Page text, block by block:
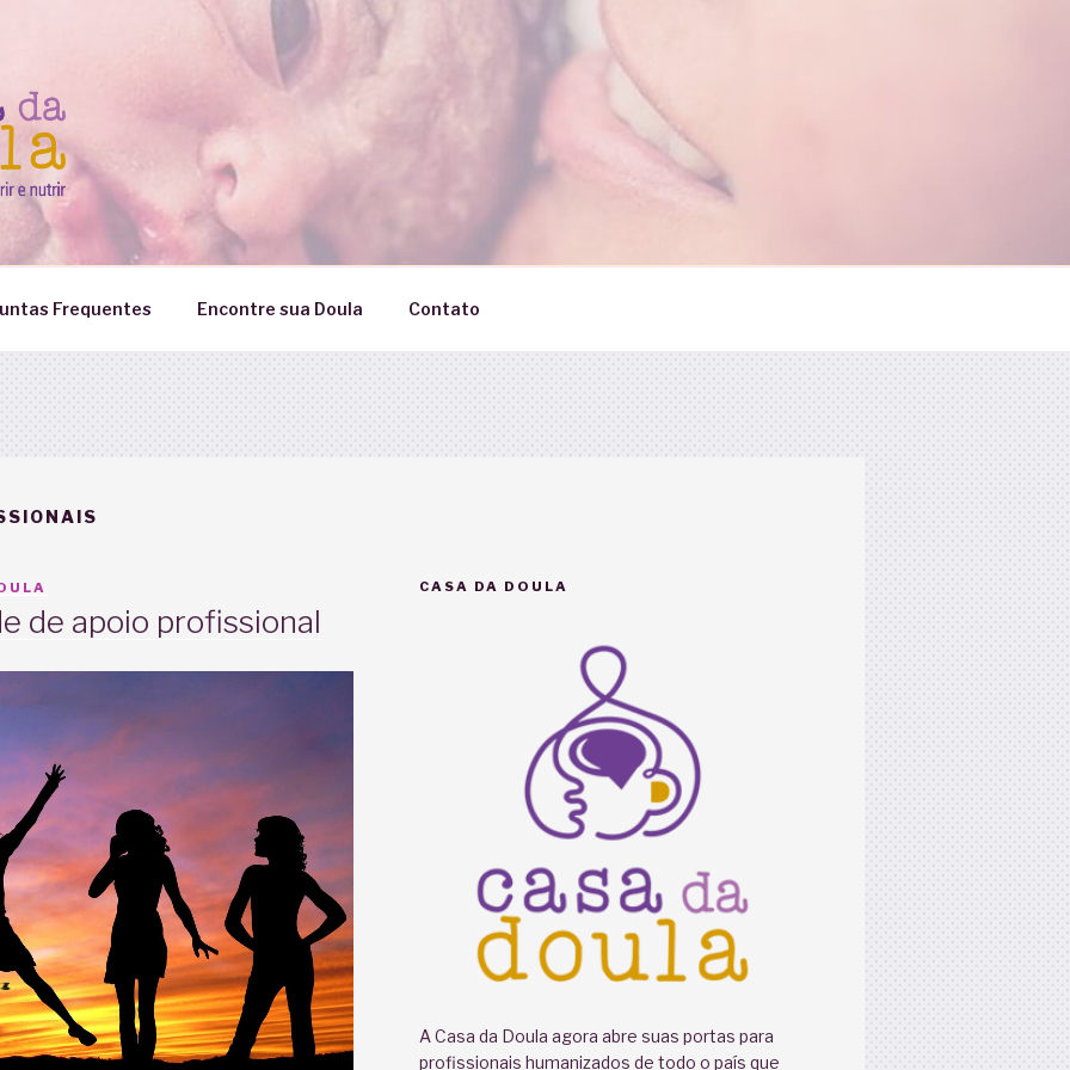
Frequentes Encontre sua Doula Contato
de apoio profissional
CASA DA DOULA
A Casa da Doula agora abre suas portas para
profissionais humanizados de todo o país que